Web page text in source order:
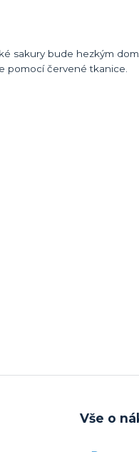
sakury bude hezkým
pomocí červené tkanice.
Vše o